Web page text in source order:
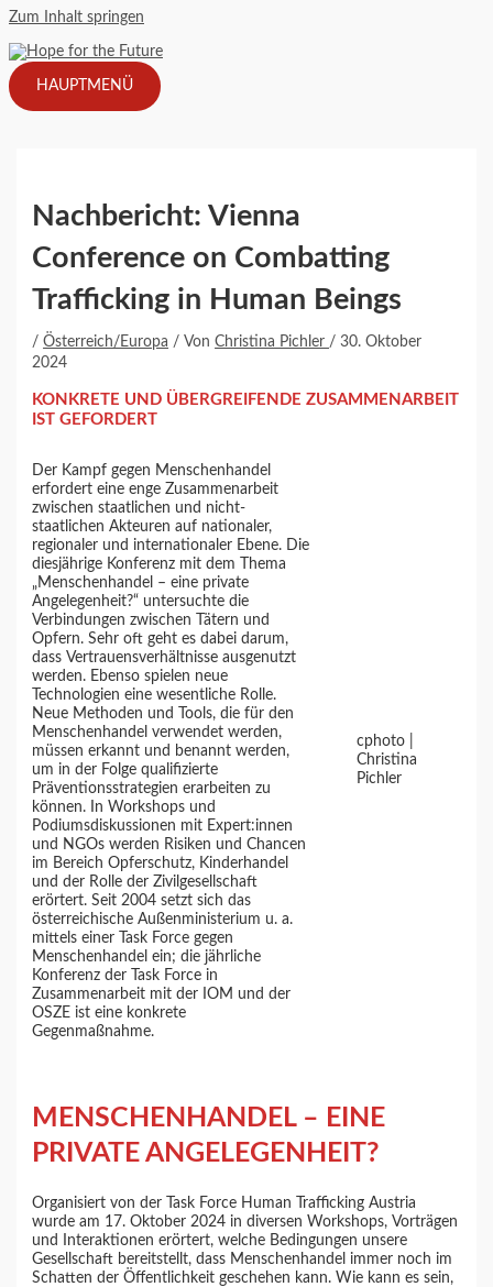
Zum Inhalt springen
HAUPTMENÜ
Nachbericht: Vienna
Conference on Combatting
Trafficking in Human Beings
/Österreich/Europa / VonChristina Pichler /30. Oktober
2024
KONKRETE UND ÜBERGREIFENDE ZUSAMMENARBEIT
IST GEFORDERT
Der Kampf gegen Menschenhandel
erfordert eine enge Zusammenarbeit
zwischen staatlichen und nicht-
staatlichen Akteuren auf nationaler,
regionaler und internationaler Ebene. Die
diesjährige Konferenz mit dem Thema
„Menschenhandel – eine private
Angelegenheit?“ untersuchte die
Verbindungen zwischen Tätern und
Opfern. Sehr oft geht es dabei darum,
dass Vertrauensverhältnisse ausgenutzt
werden. Ebenso spielen neue
Technologien eine wesentliche Rolle.
Neue Methoden und Tools, die für den
Menschenhandel verwendet werden,
müssen erkannt und benannt werden,
um in der Folge qualifizierte
Präventionsstrategien erarbeiten zu
können. In Workshops und
Podiumsdiskussionen mit Expert:innen
und NGOs werden Risiken und Chancen
im Bereich Opferschutz, Kinderhandel
und der Rolle der Zivilgesellschaft
erörtert. Seit 2004 setzt sich das
österreichische Außenministerium u. a.
mittels einer Task Force gegen
Menschenhandel ein; die jährliche
Konferenz der Task Force in
Zusammenarbeit mit der IOM und der
OSZE ist eine konkrete
Gegenmaßnahme.
cphoto |
Christina
Pichler
MENSCHENHANDEL – EINE
PRIVATE ANGELEGENHEIT?
Organisiert von der Task Force Human Trafficking Austria
wurde am 17. Oktober 2024 in diversen Workshops, Vorträgen
und Interaktionen erörtert, welche Bedingungen unsere
Gesellschaft bereitstellt, dass Menschenhandel immer noch im
Schatten der Öffentlichkeit geschehen kann. Wie kann es sein,